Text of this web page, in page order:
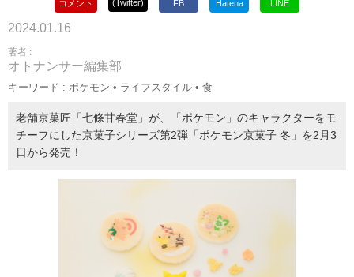
コメント (Twitter) FB Hatena LINE
2024.01.16
著者 :
オトナンサー編集部
キーワード : ポケモン • ライフスタイル • 食
老舗京菓匠「七條甘春堂」が、「ポケモン」のキャラクターをモ
チーフにした京菓子シリーズ第2弾「ポケモン京菓子 冬」を2月3
日から発売！